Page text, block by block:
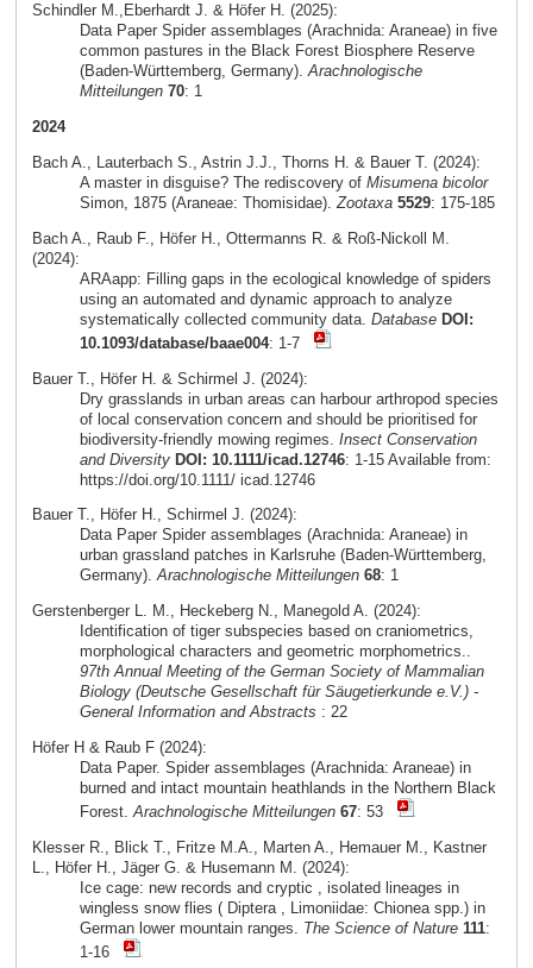
Schindler M.,Eberhardt J. & Höfer H. (2025):
Data Paper Spider assemblages (Arachnida: Araneae) in five
common pastures in the Black Forest Biosphere Reserve
(Baden-Württemberg, Germany).Arachnologische
Mitteilungen 70: 1
2024
Bach A., Lauterbach S., Astrin J.J., Thorns H. & Bauer T. (2024):
A master in disguise? The rediscovery of Misumena bicolor
Simon, 1875 (Araneae: Thomisidae). Zootaxa 5529: 175-185
Bach A., Raub F., Höfer H., Ottermanns R. & Roß-Nickoll M.
(2024):
ARAapp: Filling gaps in the ecological knowledge of spiders
using an automated and dynamic approach to analyze
systematically collected community data. Database DOI:
10.1093/database/baae004: 1-7
Bauer T., Höfer H. & Schirmel J. (2024):
Dry grasslands in urban areas can harbour arthropod species
of local conservation concern and should be prioritised for
biodiversity-friendly mowing regimes. Insect Conservation
and Diversity DOI: 10.1111/icad.12746: 1-15 Available from:
https://doi.org/10.1111/ icad.12746
Bauer T., Höfer H., Schirmel J. (2024):
Data Paper Spider assemblages (Arachnida: Araneae) in
urban grassland patches in Karlsruhe (Baden-Württemberg,
Germany).Arachnologische Mitteilungen 68: 1
Gerstenberger L. M., Heckeberg N., Manegold A. (2024):
Identification of tiger subspecies based on craniometrics,
morphological characters and geometric morphometrics..
97th Annual Meeting of the German Society of Mammalian
Biology (Deutsche Gesellschaft für Säugetierkunde e.V.) -
General Information and Abstracts : 22
Höfer H & Raub F (2024):
Data Paper. Spider assemblages (Arachnida: Araneae) in
burned and intact mountain heathlands in the Northern Black
Forest. Arachnologische Mitteilungen 67: 53
Klesser R., Blick T., Fritze M.A., Marten A., Hemauer M., Kastner
L., Höfer H., Jäger G. & Husemann M. (2024):
Ice cage: new records and cryptic , isolated lineages in
wingless snow flies ( Diptera , Limoniidae: Chionea spp.) in
German lower mountain ranges. The Science of Nature 111:
1-16